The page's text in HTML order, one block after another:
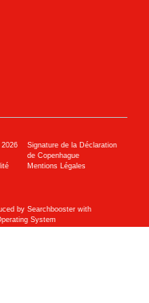
Signature de la Déclaration
de Copenhague
Mentions Légales
by Searchbooster with
System